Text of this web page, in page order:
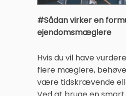
#Sådan virker en
ejendomsmæglere
Hvis du vil have
flere mæglere,
være tidskrævende